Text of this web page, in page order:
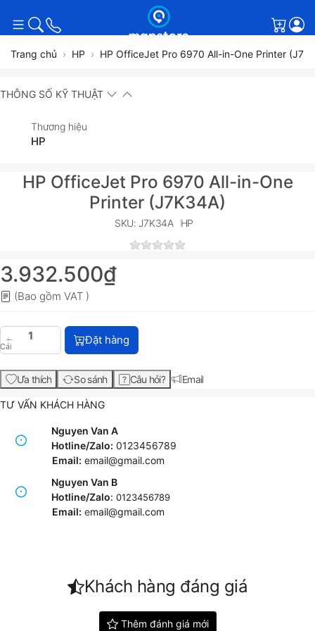
Giỏ
Trang chủ HP HP OfficeJet Pro 6970 All-in-One Printer
THÔNG SỐ KỸ THUẬT
Thương hiệu
HP
HP OfficeJet Pro 6970 All-in-One
Printer (J7K34A)
SKU: J7K34A HP
3.932.500₫
(Bao gồm VAT )
Cái
HP OfficeJet Pro 6970 All-in-One Printer
Đặt hàng
Ưa thích So sánh Câu hỏi? Email
TƯ VẤN KHÁCH HÀNG
Nguyen Van A
Hotline/Zalo: 0123456789
Email: email@gmail.com
Nguyen Van B
Hotline/Zalo: 0123456789
Email: email@gmail.com
Khách hàng đáng giá
Thêm đánh giá mới